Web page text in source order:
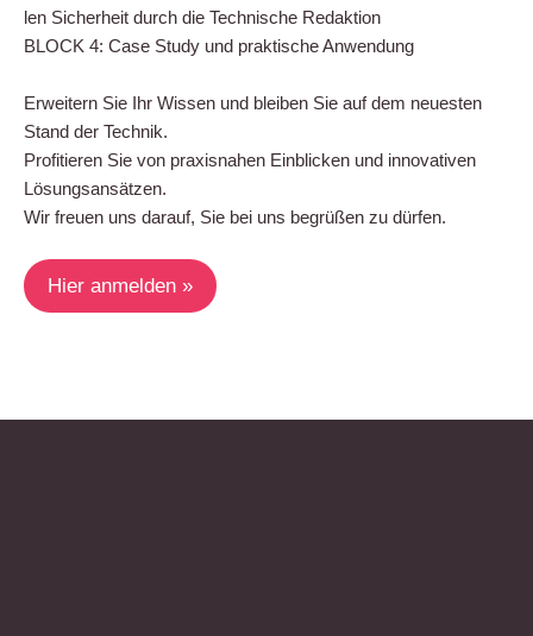
len Sicher­heit durch die Tech­ni­sche Redak­ti­on
BLOCK 4: Case Stu­dy und prak­ti­sche Anwen­dung
Erwei­tern Sie Ihr Wis­sen und blei­ben Sie auf dem neu­es­ten
Stand der Tech­nik.
Pro­fi­tie­ren Sie von pra­xis­na­hen Ein­bli­cken und inno­va­ti­ven
Lösungs­an­sät­zen.
Wir freu­en uns dar­auf, Sie bei uns begrü­ßen zu dürfen.
Hier anmel­den »